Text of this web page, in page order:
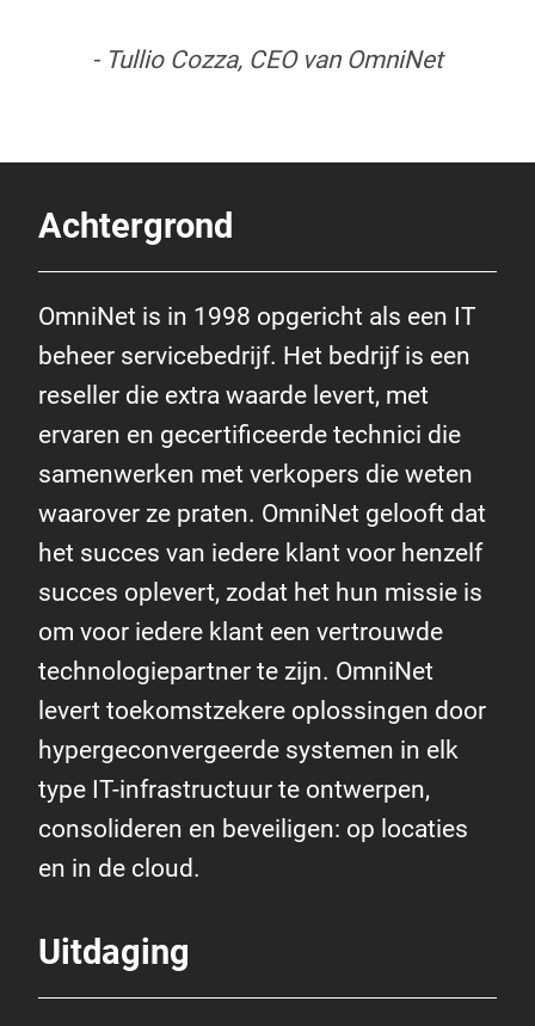
- Tullio Cozza, CEO van OmniNet
Achtergrond
OmniNet is in 1998 opgericht als een IT
beheer servicebedrijf. Het bedrijf is een
reseller die extra waarde levert, met
ervaren en gecertificeerde technici die
samenwerken met verkopers die weten
waarover ze praten. OmniNet gelooft dat
het succes van iedere klant voor henzelf
succes oplevert, zodat het hun missie is
om voor iedere klant een vertrouwde
technologiepartner te zijn. OmniNet
levert toekomstzekere oplossingen door
hypergeconvergeerde systemen in elk
type IT-infrastructuur te ontwerpen,
consolideren en beveiligen: op locaties
en in de cloud.
Uitdaging